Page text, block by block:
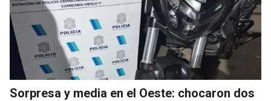
Sorpresa y media en el Oeste: chocaron dos